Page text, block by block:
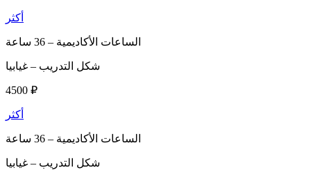
أكثر
الساعات الأكاديمية –
شكل التدريب – غيابيا
4500 ₽
أكثر
الساعات الأكاديمية –
شكل التدريب – غيابيا